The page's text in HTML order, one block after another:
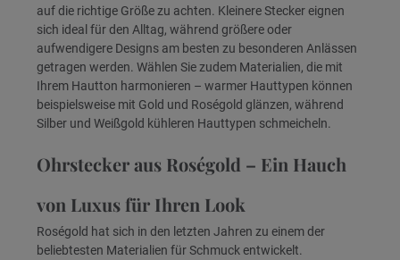
auf die richtige Größe zu achten. Kleinere Stecker eignen
sich ideal für den Alltag, während größere oder
aufwendigere Designs am besten zu besonderen Anlässen
getragen werden. Wählen Sie zudem Materialien, die mit
Ihrem Hautton harmonieren – warmer Hauttypen können
beispielsweise mit Gold und Roségold glänzen, während
Silber und Weißgold kühleren Hauttypen schmeicheln.
Ohrstecker aus Roségold – Ein Hauch
von Luxus für Ihren Look
Roségold hat sich in den letzten Jahren zu einem der
beliebtesten Materialien für Schmuck entwickelt.